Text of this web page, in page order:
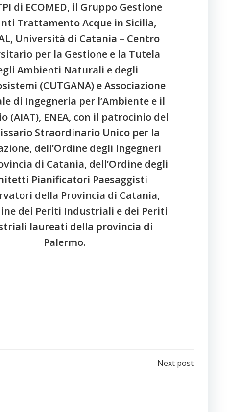
di ECOMED, il Gruppo Gestione
Trattamento Acque in Sicilia,
Università di Catania – Centro
per la Gestione e la Tutela
Ambienti Naturali e degli
(CUTGANA) e Associazione
di Ingegneria per l’Ambiente e il
(AIAT), ENEA, con il patrocinio del
Straordinario Unico per la
dell’Ordine degli Ingegneri
di Catania, dell’Ordine degli
Pianificatori Paesaggisti
della Provincia di Catania,
dei Periti Industriali e dei Periti
laureati della provincia di
Palermo.
Next post